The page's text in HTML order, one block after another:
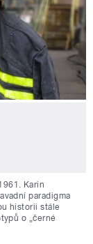
Karin
paradigma
historii stále
o „černé